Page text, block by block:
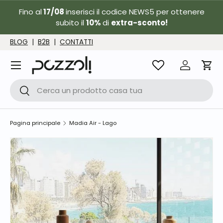
Passa ai contenuti
Fino al17/08inserisci il codice NEWS5 per ottenere
subito il 10%di extra-sconto!
BLOG | B2B | CONTATTI
Cerca
Cerca
Accedi
Menu
Pagina principale Madia Air - Lago